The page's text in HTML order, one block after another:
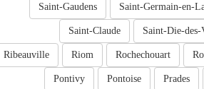
Saint-Germain-en-
Saint-Gaudens
Saint-Die-des-
Saint-Claude
Rochechouart
Riom
Ribeauville
Prades
Pontoise
Pontivy